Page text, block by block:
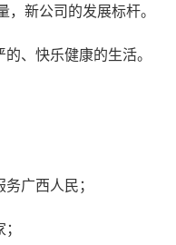
新公司的发展标杆。
、快乐健康的生活。
广西人民；